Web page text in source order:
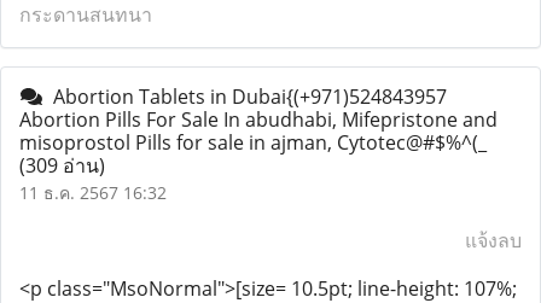
กระดานสนทนา
Abortion Tablets in Dubai{(+971)524843957
Abortion Pills For Sale In abudhabi, Mifepristone and
misoprostol Pills for sale in ajman, Cytotec@#$%^(_
(309 อ่าน)
11 ธ.ค. 2567 16:32
แจ้งลบ
<p class="MsoNormal">[size= 10.5pt; line-height: 107%;